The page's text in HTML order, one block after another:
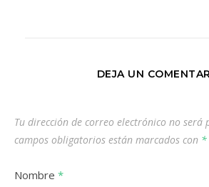
DEJA UN
Tu dirección de correo electrónico no será
campos obligatorios están marcados con *
Nombre *